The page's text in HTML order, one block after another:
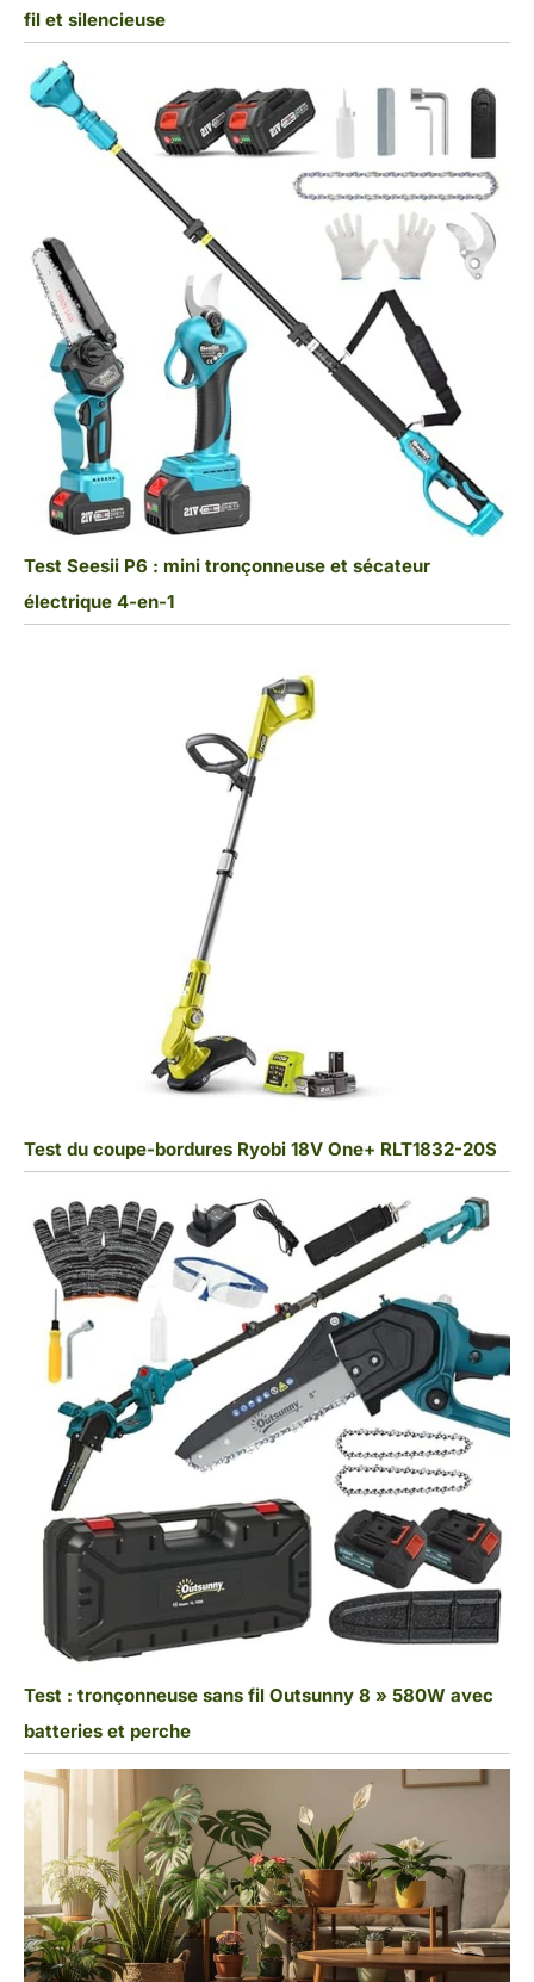
fil et silencieuse
Test Seesii P6 : mini tronçonneuse et sécateur
électrique 4-en-1
Test du coupe-bordures Ryobi 18V One+ RLT1832-20S
Test : tronçonneuse sans fil Outsunny 8 » 580W avec
batteries et perche